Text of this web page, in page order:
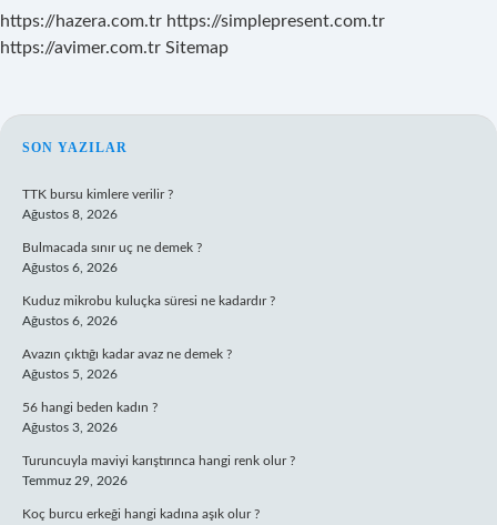
https://hazera.com.tr https://simplepresent.com.tr
https://avimer.com.tr Sitemap
SIDEBAR
SON YAZILAR
TTK bursu kimlere verilir ?
Ağustos 8, 2026
Bulmacada sınır uç ne demek ?
Ağustos 6, 2026
Kuduz mikrobu kuluçka süresi ne kadardır ?
Ağustos 6, 2026
Avazın çıktığı kadar avaz ne demek ?
Ağustos 5, 2026
56 hangi beden kadın ?
Ağustos 3, 2026
Turuncuyla maviyi karıştırınca hangi renk olur ?
Temmuz 29, 2026
Koç burcu erkeği hangi kadına aşık olur ?